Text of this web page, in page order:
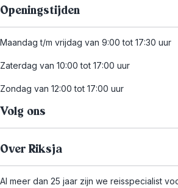
Openingstijden
Maandag t/m vrijdag van 9:00 tot 17:30 uur
Zaterdag van 10:00 tot 17:00 uur
Zondag van 12:00 tot 17:00 uur
Volg ons
Over Riksja
Al meer dan 25 jaar zijn we reisspecialist